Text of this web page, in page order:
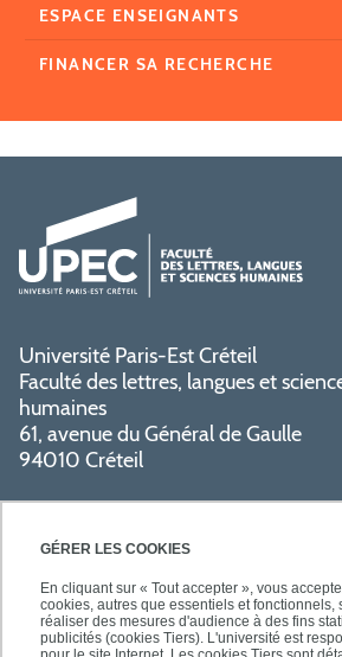
GÉRER LES COOKIES
En cliquant sur « Tout accepter », vous
cookies, autres que essentiels et fonctionnels,
réaliser des mesures d'audience à des fins
publicités (cookies Tiers). L'université est
ESPACE ENSEIGNANTS
FINANCER SA RECHERCHE
Université Paris-Est Créteil
Faculté des lettres, langues et
humaines
61, avenue du Général de Gaulle
94010 Créteil
PRATIQUE